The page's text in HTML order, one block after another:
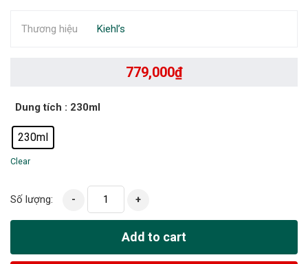
779,000₫
Dung tích : 230ml
230ml
Clear
Số lượng: - +
Add to cart
Thương hiệu Kiehl’s